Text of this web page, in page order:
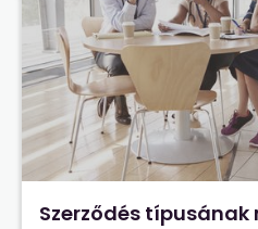
Szerződés